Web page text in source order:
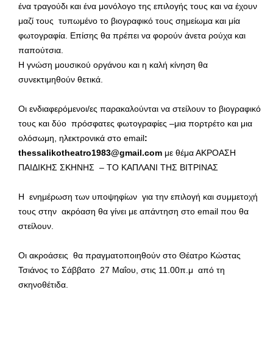
ένα τραγούδι και ένα μονόλογο της επιλογής τους και να έχουν
μαζί τους τυπωμένο το βιογραφικό τους σημείωμα και μία
φωτογραφία. Επίσης θα πρέπει να φορούν άνετα ρούχα και
παπούτσια.
H γνώση μουσικού οργάνου και η καλή κίνηση θα
συνεκτιμηθούν θετικά.
Οι ενδιαφερόμενοι/ες παρακαλούνται να στείλουν το βιογραφικό
τους και δύο πρόσφατες φωτογραφίες –μια πορτρέτο και μια
ολόσωμη, ηλεκτρονικά στο email:
thessalikotheatro1983@gmail.com με θέμα ΑΚΡΟΑΣΗ
ΠΑΙΔΙΚΗΣ ΣΚΗΝΗΣ – ΤΟ ΚΑΠΛΑΝΙ ΤΗΣ ΒΙΤΡΙΝΑΣ
Η ενημέρωση των υποψηφίων για την επιλογή και συμμετοχή
τους στην ακρόαση θα γίνει με απάντηση στο email που θα
στείλουν.
Οι ακροάσεις θα πραγματοποιηθούν στο Θέατρο Κώστας
Τσιάνος το Σάββατο 27 Μαΐου, στις 11.00π.μ από τη
σκηνοθέτιδα.